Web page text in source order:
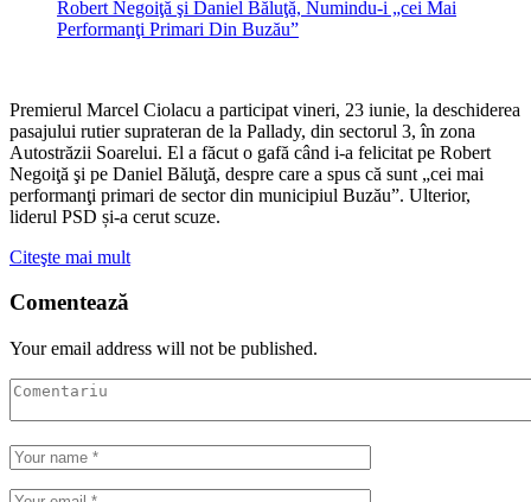
Premierul Marcel Ciolacu a participat vineri, 23 iunie, la deschiderea
pasajului rutier suprateran de la Pallady, din sectorul 3, în zona
Autostrăzii Soarelui. El a făcut o gafă când i-a felicitat pe Robert
Negoiţă şi pe Daniel Băluţă, despre care a spus că sunt „cei mai
performanţi primari de sector din municipiul Buzău”. Ulterior,
liderul PSD și-a cerut scuze.
Citeşte mai mult
Comentează
Your email address will not be published.